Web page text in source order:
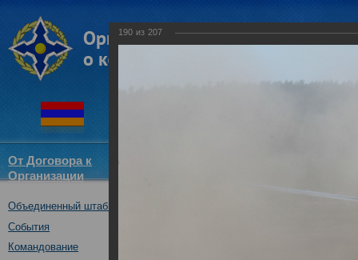
От Договора к
Организации
Объединенный штаб ОДКБ
События
Командование
190 из 207